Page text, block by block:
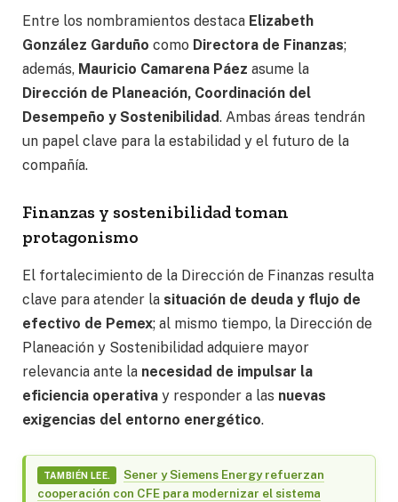
Entre los nombramientos destaca Elizabeth
González Garduño como Directora de Finanzas;
además, Mauricio Camarena Páez asume la
Dirección de Planeación, Coordinación del
Desempeño y Sostenibilidad. Ambas áreas tendrán
un papel clave para la estabilidad y el futuro de la
compañía.
Finanzas y sostenibilidad toman
protagonismo
El fortalecimiento de la Dirección de Finanzas resulta
clave para atender la situación de deuda y flujo de
efectivo de Pemex; al mismo tiempo, la Dirección de
Planeación y Sostenibilidad adquiere mayor
relevancia ante la necesidad de impulsar la
eficiencia operativa y responder a las nuevas
exigencias del entorno energético.
TAMBIÉN LEE.
Sener y Siemens Energy refuerzan
cooperación con CFE para modernizar el sistema